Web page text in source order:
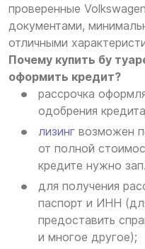
проверенные
документами,
отличными
Почему купить бу
оформить кредит?
рассрочка
одобрения
лизинг возможен
от полной
кредите нужно
для получения
паспорт и ИНН
предоставить
и многое другое);